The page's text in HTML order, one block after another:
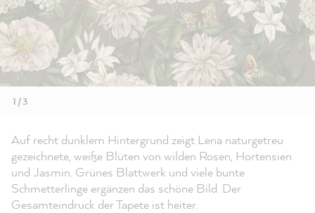
1 / 3
Auf recht dunklem Hintergrund zeigt Lena naturgetreu
gezeichnete, weiße Blüten von wilden Rosen, Hortensien
und Jasmin. Grünes Blattwerk und viele bunte
Schmetterlinge ergänzen das schöne Bild. Der
Gesamteindruck der Tapete ist heiter.